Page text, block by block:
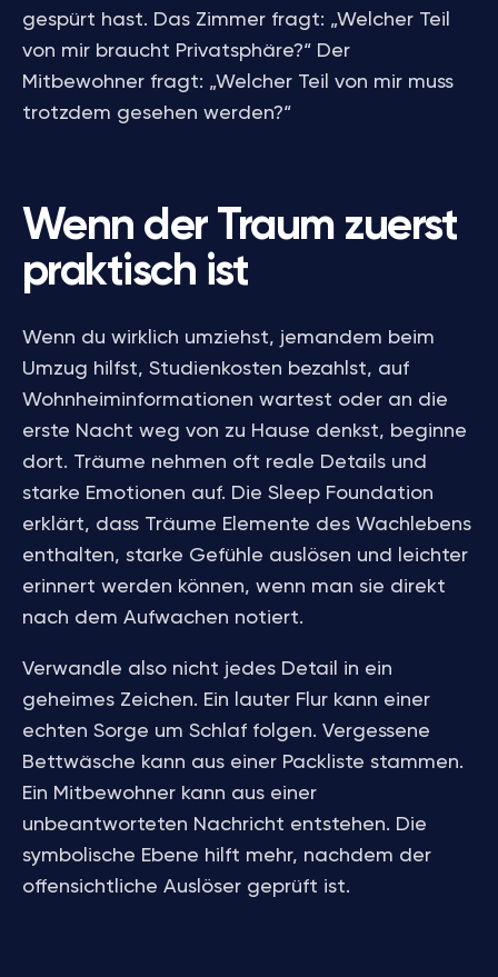
gespürt hast. Das Zimmer fragt: „Welcher Teil
von mir braucht Privatsphäre?“ Der
Mitbewohner fragt: „Welcher Teil von mir muss
trotzdem gesehen werden?“
Wenn der Traum zuerst
praktisch ist
Wenn du wirklich umziehst, jemandem beim
Umzug hilfst, Studienkosten bezahlst, auf
Wohnheiminformationen wartest oder an die
erste Nacht weg von zu Hause denkst, beginne
dort. Träume nehmen oft reale Details und
starke Emotionen auf. Die Sleep Foundation
erklärt, dass Träume Elemente des Wachlebens
enthalten, starke Gefühle auslösen und leichter
erinnert werden können, wenn man sie direkt
nach dem Aufwachen notiert.
Verwandle also nicht jedes Detail in ein
geheimes Zeichen. Ein lauter Flur kann einer
echten Sorge um Schlaf folgen. Vergessene
Bettwäsche kann aus einer Packliste stammen.
Ein Mitbewohner kann aus einer
unbeantworteten Nachricht entstehen. Die
symbolische Ebene hilft mehr, nachdem der
offensichtliche Auslöser geprüft ist.